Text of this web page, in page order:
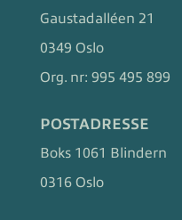
Gaustadalléen 21
0349 Oslo
Org. nr: 995 495 899
POSTADRESSE
Boks 1061 Blindern
0316 Oslo